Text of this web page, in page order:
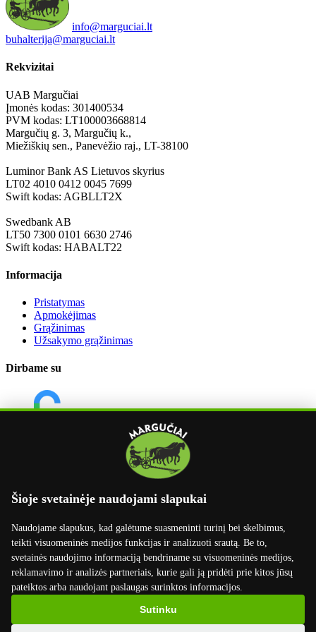
Šioje svetainėje naudojami slapukai
Naudojame slapukus, kad galėtume suasmeninti turinį bei skelbimus,
teikti visuomeninės medijos funkcijas ir analizuoti srautą. Be to,
svetainės naudojimo informaciją bendriname su visuomeninės medijos,
reklamavimo ir analizės partneriais, kurie gali ją pridėti prie kitos jūsų
pateiktos arba naudojant paslaugas surinktos informacijos.
Sutinku
info@marguciai.lt
buhalterija@marguciai.lt
Rekvizitai
UAB Margučiai
Įmonės kodas: 301400534
PVM kodas: LT100003668814
Margučių g. 3, Margučių k.,
Miežiškių sen., Panevėžio raj., LT-38100
Luminor Bank AS Lietuvos skyrius
LT02 4010 0412 0045 7699
Swift kodas: AGBLLT2X
Swedbank AB
LT50 7300 0101 6630 2746
Swift kodas: HABALT22
Informacija
Pristatymas
Apmokėjimas
Grąžinimas
Užsakymo grąžinimas
Dirbame su
×